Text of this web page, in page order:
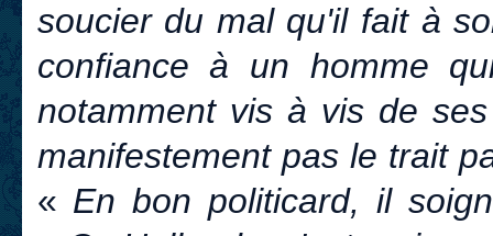
soucier du mal qu'il fait à
confiance à un homme
notamment vis à vis de
manifestement pas le trait
« En bon politicard, il